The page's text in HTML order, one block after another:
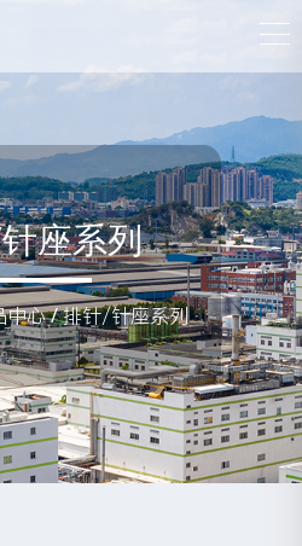
座系列
中心/排针/针座系列